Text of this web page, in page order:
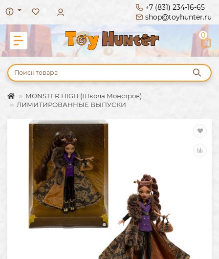
+7 (831) 234-16-65
shop@toyhunter.ru
0
MONSTER HIGH (Школа Монстров)
ЛИМИТИРОВАННЫЕ ВЫПУСКИ